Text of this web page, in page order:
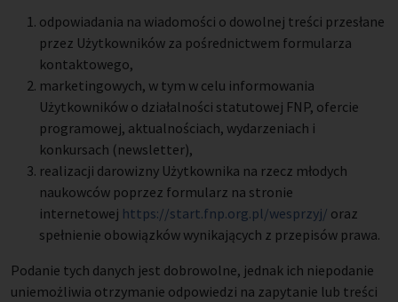
odpowiadania na wiadomości o dowolnej treści przesłane
przez Użytkowników za pośrednictwem formularza
kontaktowego,
marketingowych, w tym w celu informowania
Użytkowników o działalności statutowej FNP, ofercie
programowej, aktualnościach, wydarzeniach i
konkursach (newsletter),
realizacji darowizny Użytkownika na rzecz młodych
naukowców poprzez formularz na stronie
internetowej https://start.fnp.org.pl/wesprzyj/ oraz
spełnienie obowiązków wynikających z przepisów prawa.
Podanie tych danych jest dobrowolne, jednak ich niepodanie
uniemożliwia otrzymanie odpowiedzi na zapytanie lub treści